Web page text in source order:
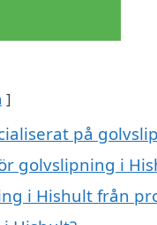
på
golvslipning i
i Hishult från